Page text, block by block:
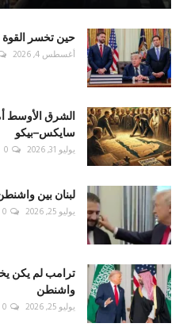
حين تخسر
أغسطس 4, 2026
الشرق الأوسط
سايكس–بيكو
يوليو 31, 2026 0
لبنان بين
يوليو 25, 2026 0
ترامب لم يكن
واشنطن
يوليو 25, 2026 0